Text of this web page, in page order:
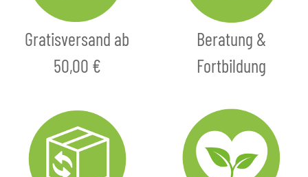
Gratisversand ab
50,00 €
Beratung &
Fortbildung